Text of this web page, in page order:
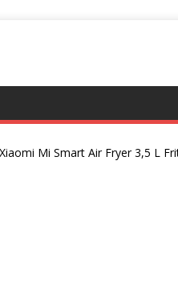
Mi Smart Air Fryer 3,5 L